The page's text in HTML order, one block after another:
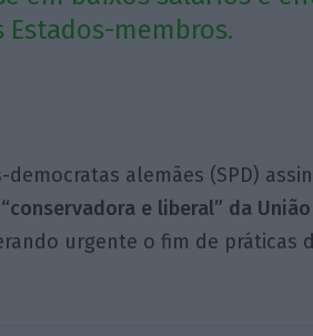
membros.
alemães (SPD)
e liberal” da
urgente o fim de práticas